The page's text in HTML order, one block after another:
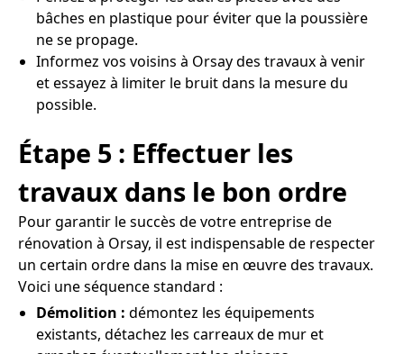
bâches en plastique pour éviter que la poussière
ne se propage.
Informez vos voisins à Orsay des travaux à venir
et essayez à limiter le bruit dans la mesure du
possible.
Étape 5 : Effectuer les
travaux dans le bon ordre
Pour garantir le succès de votre entreprise de
rénovation à Orsay, il est indispensable de respecter
un certain ordre dans la mise en œuvre des travaux.
Voici une séquence standard :
Démolition : démontez les équipements
existants, détachez les carreaux de mur et